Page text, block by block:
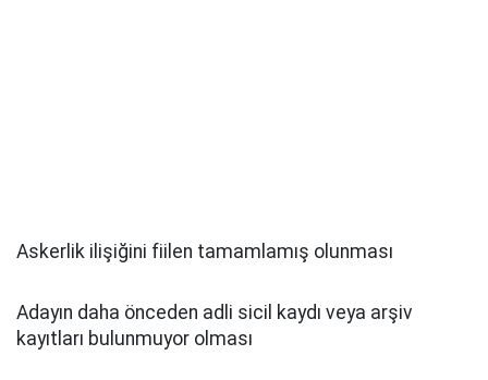
Askerlik ilişiğini fiilen tamamlamış olunması
Adayın daha önceden adli sicil kaydı veya arşiv
kayıtları bulunmuyor olması